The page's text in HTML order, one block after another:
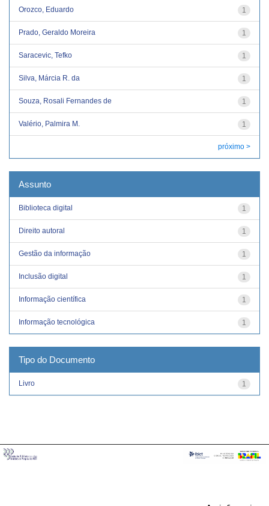
1
Orozco, Eduardo
1
Prado, Geraldo Moreira
1
Saracevic, Tefko
1
Silva, Márcia R. da
1
Souza, Rosali Fernandes de
1
Valério, Palmira M.
próximo >
Assunto
1
Biblioteca digital
1
Direito autoral
1
Gestão da informação
1
Inclusão digital
1
Informação científica
1
Informação tecnológica
Tipo do Documento
1
Livro